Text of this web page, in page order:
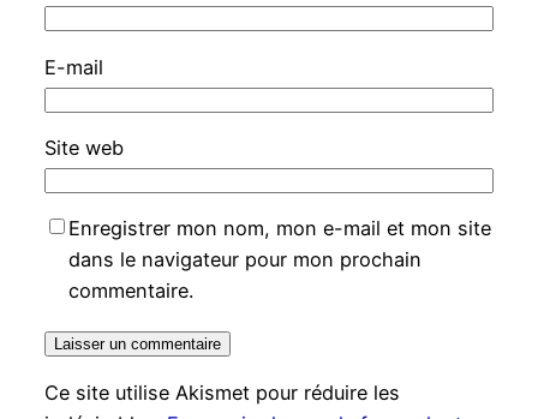
E-mail
Site web
Enregistrer mon nom, mon e-mail et mon site
dans le navigateur pour mon prochain
commentaire.
Ce site utilise Akismet pour réduire les